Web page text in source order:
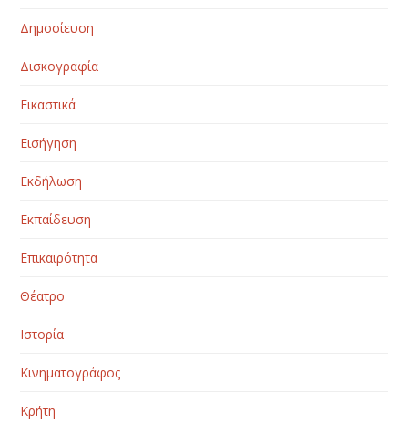
Δημοσίευση
Δισκογραφία
Εικαστικά
Εισήγηση
Εκδήλωση
Εκπαίδευση
Επικαιρότητα
Θέατρο
Ιστορία
Κινηματογράφος
Κρήτη